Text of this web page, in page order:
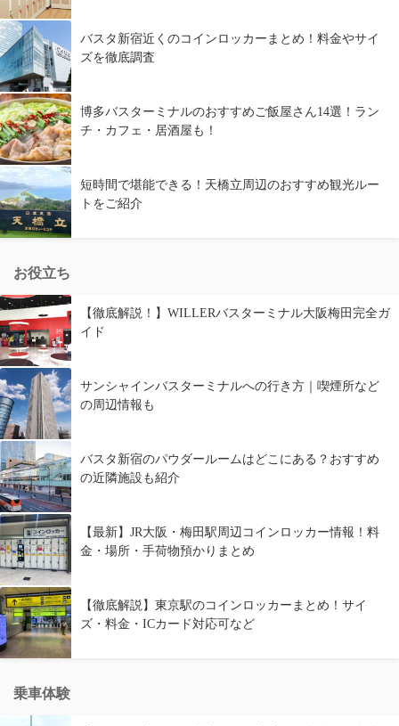
バスタ新宿近くのコインロッカーまとめ！料金やサイ
ズを徹底調査
博多バスターミナルのおすすめご飯屋さん14選！ラン
チ・カフェ・居酒屋も！
短時間で堪能できる！天橋立周辺のおすすめ観光ルー
トをご紹介
お役立ち
【徹底解説！】WILLERバスターミナル大阪梅田完全ガ
イド
サンシャインバスターミナルへの行き方｜喫煙所など
の周辺情報も
バスタ新宿のパウダールームはどこにある？おすすめ
の近隣施設も紹介
【最新】JR大阪・梅田駅周辺コインロッカー情報！料
金・場所・手荷物預かりまとめ
【徹底解説】東京駅のコインロッカーまとめ！サイ
ズ・料金・ICカード対応可など
乗車体験